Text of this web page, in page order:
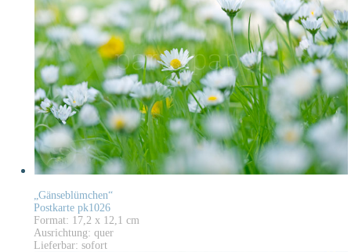
„Gänseblümchen“
Postkarte pk1026
Format: 17,2 x 12,1 cm
Ausrichtung: quer
Lieferbar: sofort